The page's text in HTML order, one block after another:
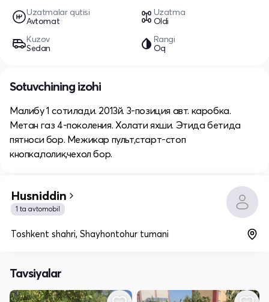
Uzatmalar qutisi
Avtomat
Uzatma
Oldi
Kuzov
Sedan
Rangi
Oq
Sotuvchining izohi
Малибу 1 сотилади. 2013й. 3-позиция авт. каробка.
Метан газ 4-поколения. Холати яхши. Этида бетида
пятноси бор. Межикар пульт,старт-стоп
кнопка,полик,чехол бор.
Husniddin
1 ta avtomobil
Toshkent shahri, Shayhontohur tumani
Tavsiyalar